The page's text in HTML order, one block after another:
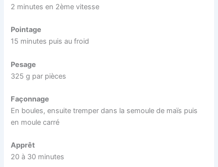
2 minutes en 2ème vitesse
Pointage
15 minutes puis au froid
Pesage
325 g par pièces
Façonnage
En boules, ensuite tremper dans la semoule de maïs puis
en moule carré
Apprêt
20 à 30 minutes